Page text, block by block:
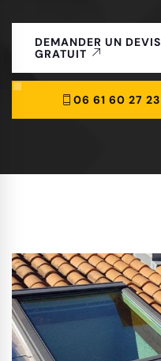
DEMANDER UN DEVIS
GRATUIT
06 61 60 27 23